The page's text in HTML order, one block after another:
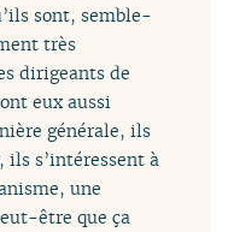
sont, semble-
très
dirigeants de
eux aussi
générale, ils
s’intéressent à
une
être que ça